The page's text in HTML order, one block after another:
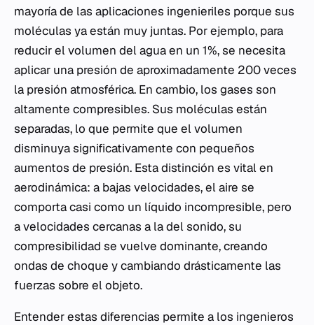
mayoría de las aplicaciones ingenieriles porque sus
moléculas ya están muy juntas. Por ejemplo, para
reducir el volumen del agua en un 1%, se necesita
aplicar una presión de aproximadamente 200 veces
la presión atmosférica. En cambio, los gases son
altamente compresibles. Sus moléculas están
separadas, lo que permite que el volumen
disminuya significativamente con pequeños
aumentos de presión. Esta distinción es vital en
aerodinámica: a bajas velocidades, el aire se
comporta casi como un líquido incompresible, pero
a velocidades cercanas a la del sonido, su
compresibilidad se vuelve dominante, creando
ondas de choque y cambiando drásticamente las
fuerzas sobre el objeto.
Entender estas diferencias permite a los ingenieros